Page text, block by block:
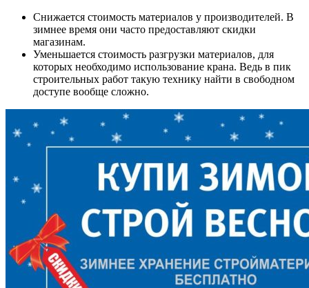
Снижается стоимость материалов у производителей. В
зимнее время они часто предоставляют скидки
магазинам.
Уменьшается стоимость разгрузки материалов, для
которых необходимо использование крана. Ведь в пик
строительных работ такую технику найти в свободном
доступе вообще сложно.